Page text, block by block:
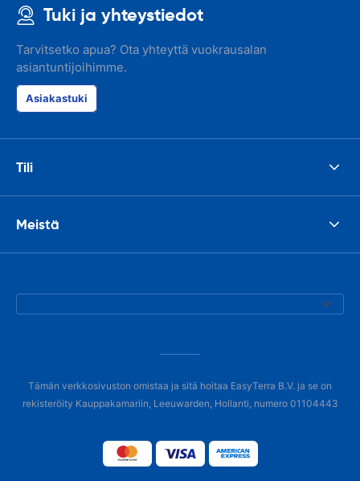
Tuki ja yhteystiedot
Tarvitsetko apua? Ota yhteyttä vuokrausalan
asiantuntijoihimme.
Asiakastuki
Tili
Meistä
Tämän verkkosivuston omistaa ja sitä hoitaa EasyTerra B.V. ja se on
rekisteröity Kauppakamariin, Leeuwarden, Hollanti, numero 01104443